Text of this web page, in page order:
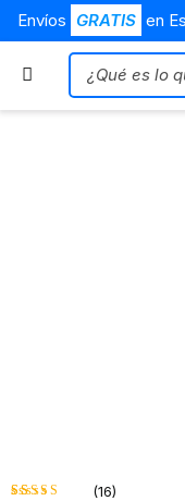
Envíos GRATIS en
(16)